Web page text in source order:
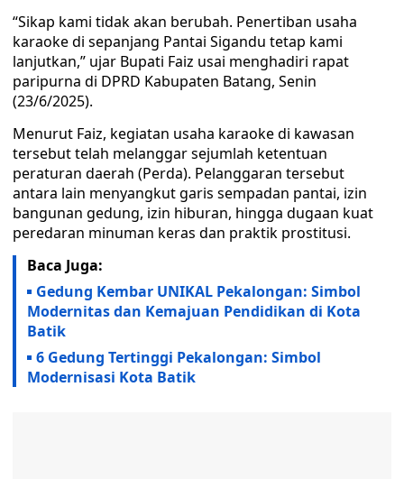
“Sikap kami tidak akan berubah. Penertiban usaha
karaoke di sepanjang Pantai Sigandu tetap kami
lanjutkan,” ujar Bupati Faiz usai menghadiri rapat
paripurna di DPRD Kabupaten Batang, Senin
(23/6/2025).
Menurut Faiz, kegiatan usaha karaoke di kawasan
tersebut telah melanggar sejumlah ketentuan
peraturan daerah (Perda). Pelanggaran tersebut
antara lain menyangkut garis sempadan pantai, izin
bangunan gedung, izin hiburan, hingga dugaan kuat
peredaran minuman keras dan praktik prostitusi.
Baca Juga:
Gedung Kembar UNIKAL Pekalongan: Simbol
Modernitas dan Kemajuan Pendidikan di Kota
Batik
6 Gedung Tertinggi Pekalongan: Simbol
Modernisasi Kota Batik